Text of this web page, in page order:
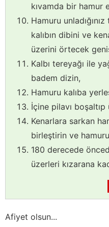
kıvamda bir hamur
Hamuru
kalıbın dibini ve
üzerini örtecek
Kalbı tereyağı ile
badem dizin,
Hamuru kalıba
İçine pilavı
Kenarlara sarkan
birleştirin ve
180 derecede
üzerleri kızarana
Afiyet olsun...